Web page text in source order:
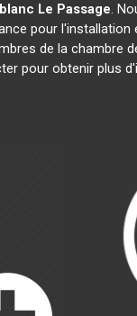
Le Passage.
pour l'installation
de la chambre
pour obtenir plus